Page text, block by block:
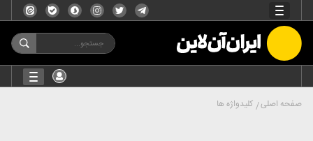
صفحه اصلی کلیدواژه ها